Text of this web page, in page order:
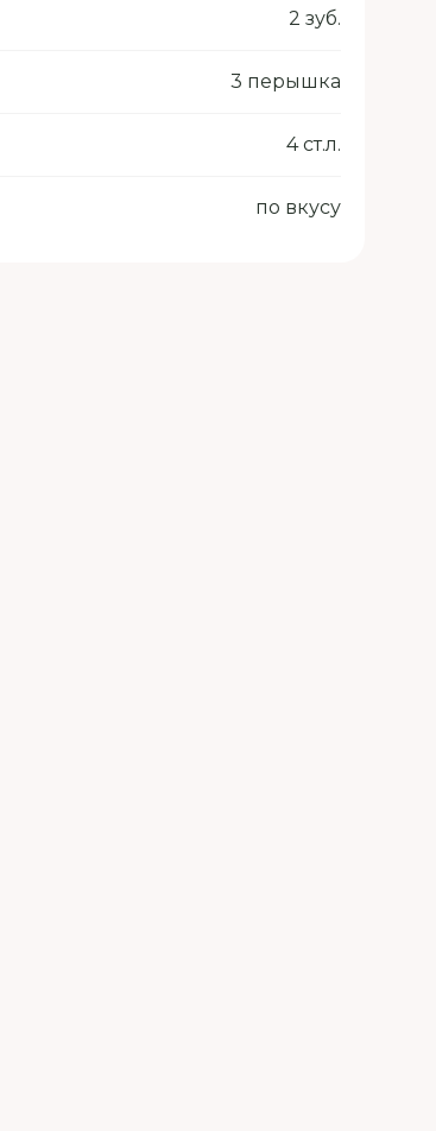
2 зуб.
3 перышка
4 ст.л.
по вкусу